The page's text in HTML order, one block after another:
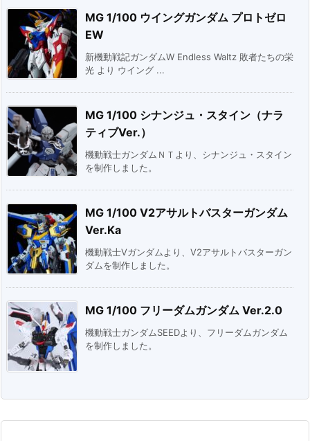
MG 1/100 ウイングガンダム プロトゼロ
EW
新機動戦記ガンダムW Endless Waltz 敗者たちの栄
光 より ウイング ...
MG 1/100 シナンジュ・スタイン（ナラ
ティブVer.）
機動戦士ガンダムＮＴより、シナンジュ・スタイン
を制作しました。
MG 1/100 V2アサルトバスターガンダム
Ver.Ka
機動戦士Vガンダムより、V2アサルトバスターガン
ダムを制作しました。
MG 1/100 フリーダムガンダム Ver.2.0
機動戦士ガンダムSEEDより、フリーダムガンダム
を制作しました。